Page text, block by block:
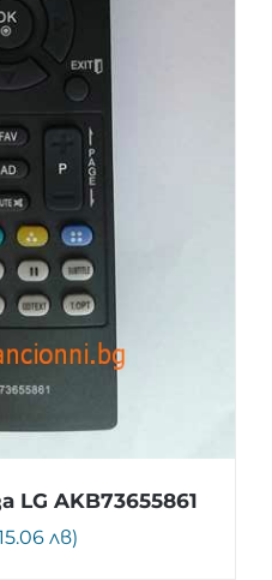
AKB73655861
лв)